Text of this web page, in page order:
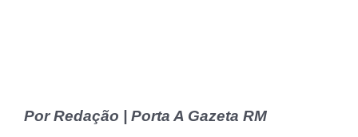
Por Redação | Porta A Gazeta RM